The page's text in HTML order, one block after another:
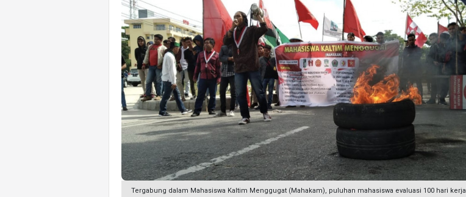
Tergabung dalam Mahasiswa Kaltim Menggugat (Mahakam), puluhan mahasiswa evaluasi 100 hari kerja